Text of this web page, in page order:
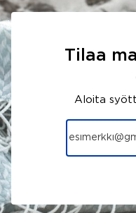
Tilaa
Aloita